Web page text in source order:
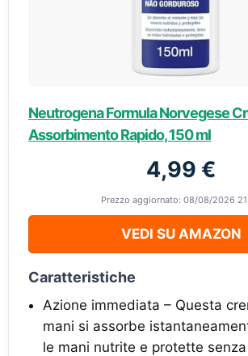
Neutrogena Formula Norvegese
Assorbimento Rapido, 150 ml
4,99 €
Prezzo aggiornato: 08/08/2026
VEDI SU AMAZON
Caratteristiche
Azione immediata – Questa
mani si assorbe
le mani nutrite e protette